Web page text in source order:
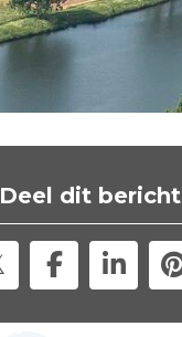
Deel dit bericht